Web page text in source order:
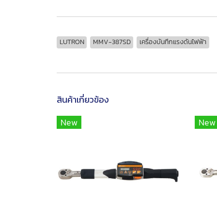
LUTRON MMV-387SD เครื่องบันทึกแรงดันไฟฟ้า
สินค้าเกี่ยวข้อง
New
New